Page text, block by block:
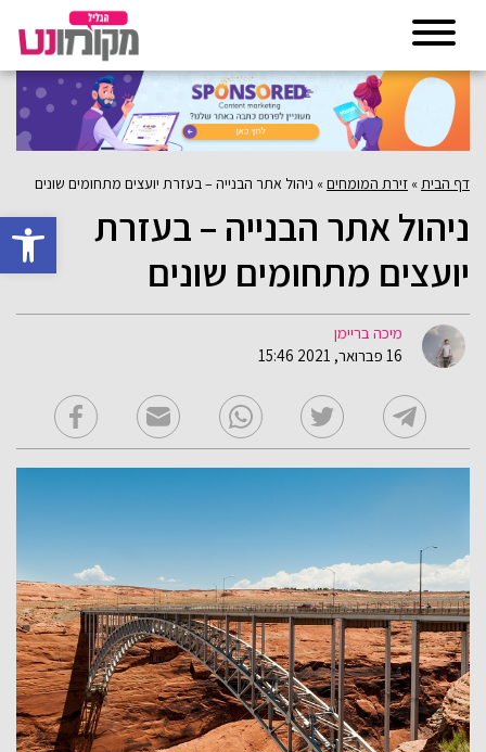
פתח
דף הבית » זירת המומחים» ניהול אתר הבנייה – בעזרת יועצים מתחומים שונים
ניהול אתר הבנייה – בעזרת
יועצים מתחומים שונים
מיכה בריימן
16 פברואר, 2021 15:46